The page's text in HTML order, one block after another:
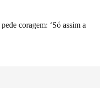
coragem: ‘Só assim a